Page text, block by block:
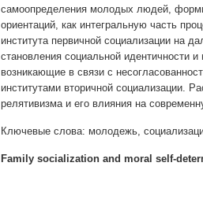
самоопределения молодых людей,
ориентаций, как интегральную часть
института первичной социализации на
становления социальной идентичности
возникающие в связи с
институтами вторичной социализации.
релятивизма и его влияния на
Ключевые слова: молодежь,
Family socialization and moral self-